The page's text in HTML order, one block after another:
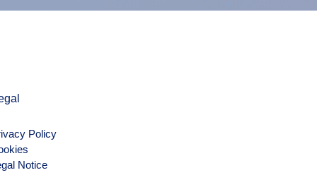
exkl. MwSt.
Policy
Notice